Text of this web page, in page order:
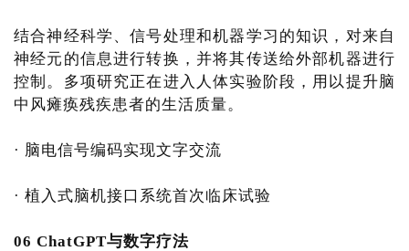
结合神经科学、信号处理和机器学习的知识，对来自
神经元的信息进行转换，并将其传送给外部机器进行
控制。多项研究正在进入人体实验阶段，用以提升脑
中风瘫痪残疾患者的生活质量。
· 脑电信号编码实现文字交流
· 植入式脑机接口系统首次临床试验
06 ChatGPT与数字疗法